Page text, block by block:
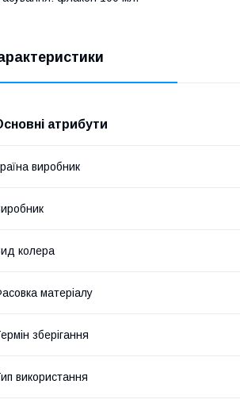
атрибути
виробник
колера
матеріалу
зберігання
використання